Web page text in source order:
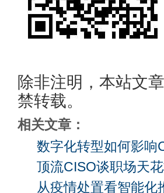
除非注明，本站文
禁转载。
相关文章：
数字化转型如何影响
顶流CISO谈职场天
从疫情处置看智能化